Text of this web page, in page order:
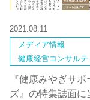
2021.08.11
メディア情報
健康経営コンサルテ
『健康みやぎサポ
ズ』の特集誌面に